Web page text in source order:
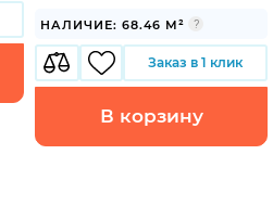
НАЛИЧИЕ: 68.46 М²
Заказ в 1 клик
В корзину